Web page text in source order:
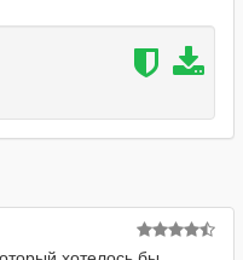
enter: 【evcm5ts】
!!!! - only if you
bring interesting and
趣精致的MOD！